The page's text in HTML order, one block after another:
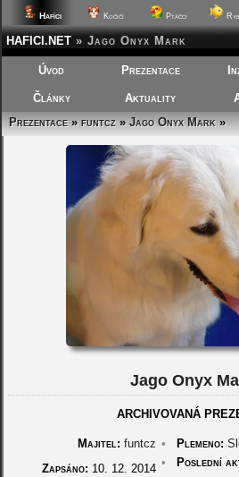
Hafíci Kočičí Ptáčci
HAFICI.NET » Jago Onyx Mark
Úvod Prezentace
Články Aktuality
Prezentace»funtcz»Jago Onyx Mark»
Jago Onyx
ARCHIVOVANÁ
Majitel: funtcz • Plemeno:
Zapsáno: 10. 12. 2014 • Poslední